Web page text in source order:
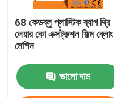
68 কেডব্লু প্লাস্টিক ব্যাগ থ্রি
লেয়ার কো এক্সট্রুশন ফিল্ম ব্লোং
মেশিন
ভালো দাম